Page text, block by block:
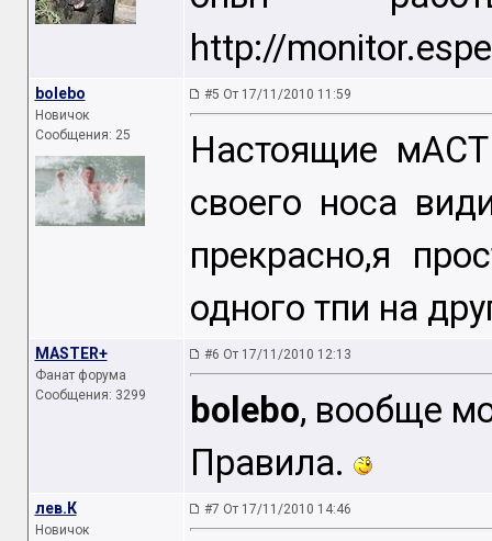
http://
bolebo
Новичок
Сообщения: 25
#5 От 17/11/2010 11:59
Настоящие
своего носа
прекрасно,я
одного тпи на
MASTER+
Фанат форума
Сообщения: 3299
#6 От 17/11/2010 12:13
bolebo, вообще
Правила.
лев.К
Новичок
#7 От 17/11/2010 14:46